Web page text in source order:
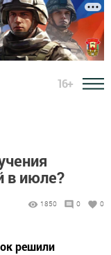
16+
в июле?
1850 0 0
решили